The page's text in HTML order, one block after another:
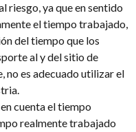
riesgo, ya que en sentido
el tiempo trabajado,
del tiempo que los
al y del sitio de
no es adecuado utilizar el
cuenta el tiempo
realmente trabajado